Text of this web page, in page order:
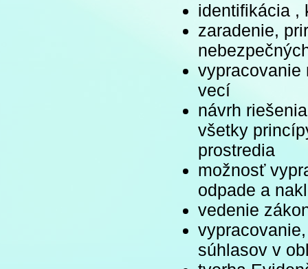
identifikácia ,
zaradenie,
vypracovanie
vecí
návrh
všetky
prostredia
možnosť
odpade a
vedenie
súhlasov v